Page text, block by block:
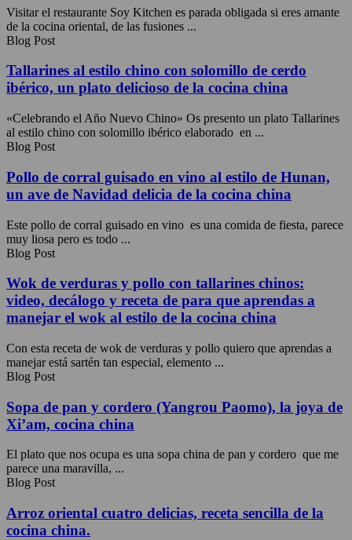
Visitar el restaurante Soy Kitchen es parada obligada si eres amante
de la cocina oriental, de las fusiones ...
Blog Post
Tallarines al estilo chino con solomillo de cerdo
ibérico, un plato delicioso de la cocina china
«Celebrando el Año Nuevo Chino» Os presento un plato Tallarines
al estilo chino con solomillo ibérico elaborado en ...
Blog Post
Pollo de corral guisado en vino al estilo de Hunan,
un ave de Navidad delicia de la cocina china
Este pollo de corral guisado en vino es una comida de fiesta, parece
muy liosa pero es todo ...
Blog Post
Wok de verduras y pollo con tallarines chinos:
video, decálogo y receta de para que aprendas a
manejar el wok al estilo de la cocina china
Con esta receta de wok de verduras y pollo quiero que aprendas a
manejar está sartén tan especial, elemento ...
Blog Post
Sopa de pan y cordero (Yangrou Paomo), la joya de
Xi’am, cocina china
El plato que nos ocupa es una sopa china de pan y cordero que me
parece una maravilla, ...
Blog Post
Arroz oriental cuatro delicias, receta sencilla de la
cocina china.